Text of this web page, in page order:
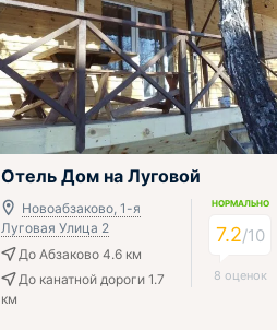
Отель Дом на Луговой
Новоабзаково, 1-я
Луговая Улица 2
До Абзаково 4.6 км
До канатной дороги 1.7
км
НОРМАЛЬНО
7.2/10
8 оценок